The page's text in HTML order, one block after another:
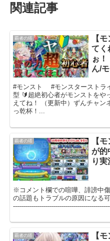
関連記事
覇者の塔
【
てく
ぉ
ん/
#モンスト #モンスターストラ
型 🔰超絶初心者がモンストをや
えてね！ （更新中）ずんチャン
っ乾杯！...
覇者の塔
【
が的
り実
※コメント欄での喧嘩、誹謗中
の話題もトラブルの原因になる
覇者の塔
【